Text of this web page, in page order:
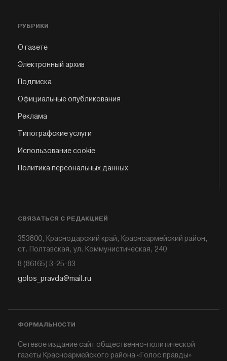
РУБРИКИ
О газете
Электронный архив
Подписка
Официальные опубликования
Реклама
Типографские услуги
Использование cookie
Политика персональных данных
СВЯЗАТЬСЯ С РЕДАКЦИЕЙ
353800, Краснодарский край, Красноармейский район,
ст. Полтавская, ул. Коммунистическая, 240
8 (86165) 3-25-83
golos_pravda@mail.ru
ФОРМАЛЬНОСТИ
Сетевое издание сайт общественно-политической
газеты Красноармейского района «Голос правды»